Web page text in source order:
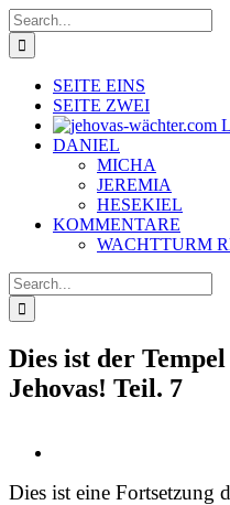
Skip
to
content
Search
for:
SEITE EINS
SEITE ZWEI
DANIEL
MICHA
JEREMIA
HESEKIEL
KOMMENTARE
WACHTTURM
Search
for:
Dies ist der
Jehovas! Teil. 7
Image
Dies ist eine Fortsetzung